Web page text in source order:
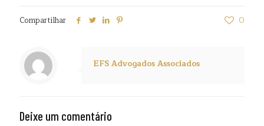
Compartilhar 0
EFS Advogados Associados
Deixe um comentário